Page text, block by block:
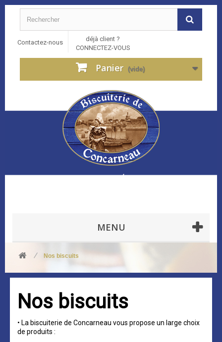
Contactez-nous
déjà client ?
CONNECTEZ-VOUS
Panier (vide)
MENU
Nos biscuits
Nos biscuits
• La biscuiterie de Concarneau vous propose un large choix
de produits :